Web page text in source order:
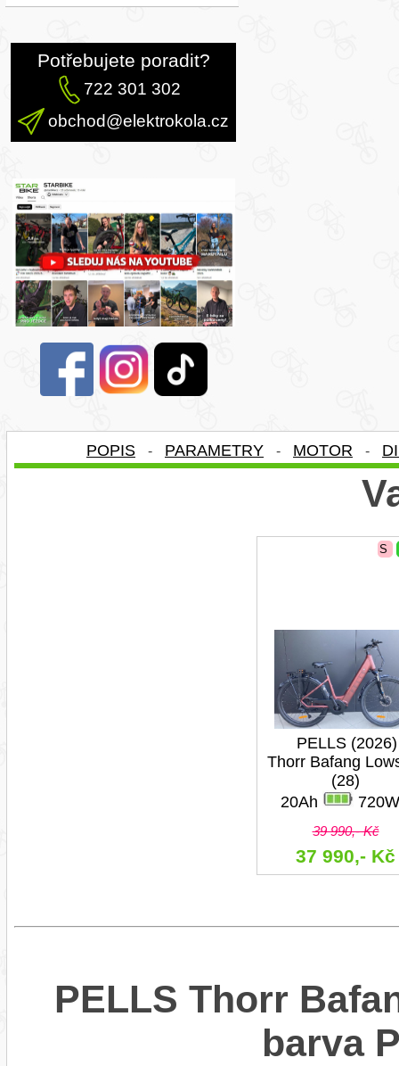
Potřebujete poradit?
722 301 302
obchod@elektrokola.cz
POPIS - PARAMETRY - MOTOR -
S
PELLS (2026)
Thorr Bafang
(28)
20Ah
39 990,- Kč
37 990,- Kč
PELLS Thorr
barva